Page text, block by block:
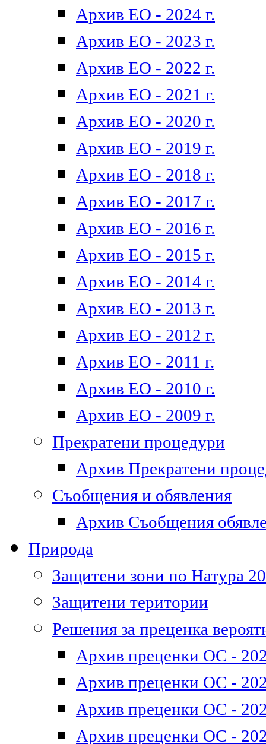
Архив ЕО - 2024 г.
Архив ЕО - 2023 г.
Архив ЕО - 2022 г.
Архив ЕО - 2021 г.
Архив ЕО - 2020 г.
Архив ЕО - 2019 г.
Архив ЕО - 2018 г.
Архив ЕО - 2017 г.
Архив ЕО - 2016 г.
Архив ЕО - 2015 г.
Архив ЕО - 2014 г.
Архив ЕО - 2013 г.
Архив ЕО - 2012 г.
Архив ЕО - 2011 г.
Архив ЕО - 2010 г.
Архив ЕО - 2009 г.
Прекратени процедури
Архив Прекратени
Съобщения и обявления
Архив Съобщения
Природа
Защитени зони по Натура
Защитени територии
Решения за преценка
Архив преценки ОС -
Архив преценки ОС -
Архив преценки ОС -
Архив преценки ОС -